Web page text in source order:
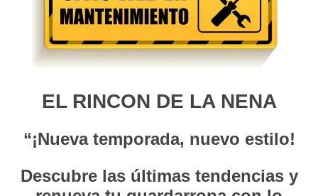
EL RINCON DE LA NENA
“¡Nueva temporada, nuevo estilo!
Descubre las últimas tendencias y